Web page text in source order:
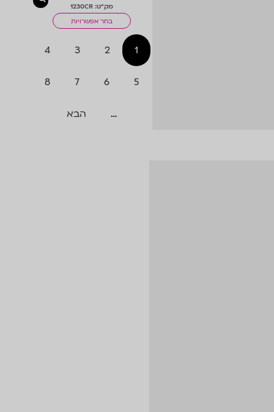
במרפסת קטנה+מגדלור
מק"ט: 1230CR
בחר אפשרויות
1
2
3
4
5
6
7
8
… הבא